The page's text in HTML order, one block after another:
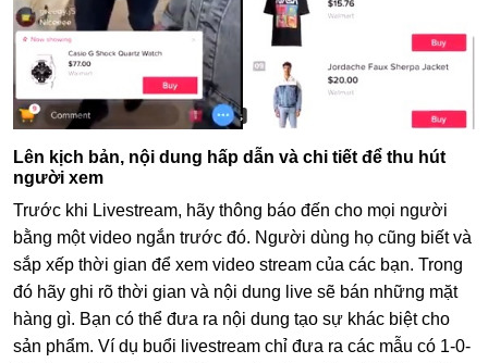
Lên kịch bản, nội dung hấp dẫn và chi tiết để thu hút
người xem
Trước khi Livestream, hãy thông báo đến cho mọi người
bằng một video ngắn trước đó. Người dùng họ cũng biết và
sắp xếp thời gian để xem video stream của các bạn. Trong
đó hãy ghi rõ thời gian và nội dung live sẽ bán những mặt
hàng gì. Bạn có thể đưa ra nội dung tạo sự khác biệt cho
sản phẩm. Ví dụ buổi livestream chỉ đưa ra các mẫu có 1-0-